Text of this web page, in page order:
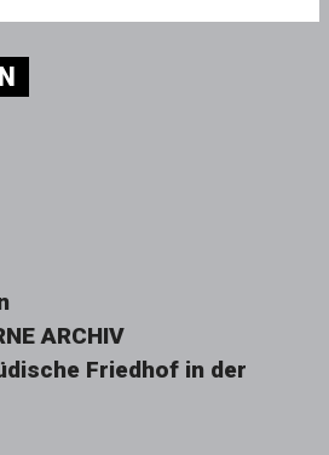
ARCHIV
Friedhof in der